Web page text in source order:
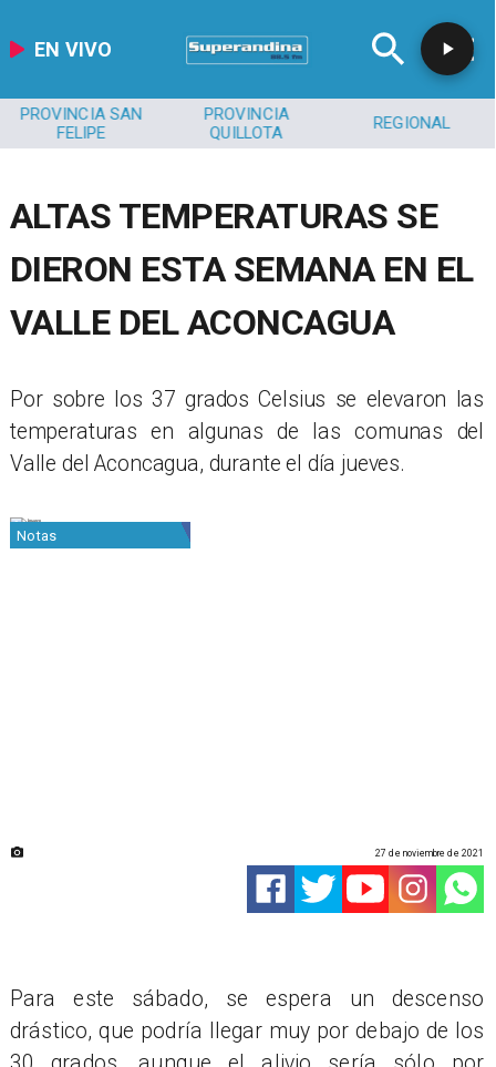
EN VIVO
PROVINCIA SAN
FELIPE
PROVINCIA
QUILLOTA
REGIONAL
ALTAS TEMPERATURAS SE
DIERON ESTA SEMANA EN EL
VALLE DEL ACONCAGUA
​Por sobre los 37 grados Celsius se elevaron las
temperaturas en algunas de las comunas del
Valle del Aconcagua, durante el día jueves.
Notas
27 de noviembre de 2021
Para este sábado, se espera un descenso
drástico, que podría llegar muy por debajo de los